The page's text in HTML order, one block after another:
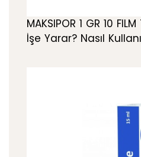
MAKSIPOR 1 GR 10
İşe Yarar? Nasıl